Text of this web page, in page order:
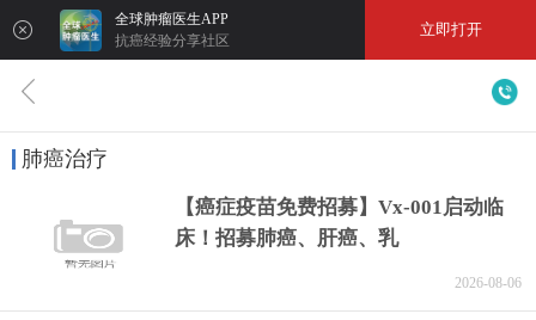
全球肿瘤医生APP
抗癌经验分享社区
立即打开
肺癌治疗
【癌症疫苗免费招募】Vx-001启动临
床！招募肺癌、肝癌、乳
2026-08-06